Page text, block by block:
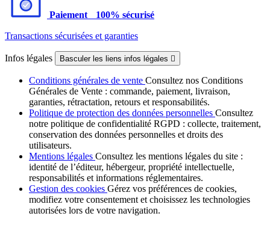
Paiement 100% sécurisé
Transactions sécurisées et garanties
Infos légales Basculer les liens infos légales 
Conditions générales de vente Consultez nos Conditions
Générales de Vente : commande, paiement, livraison,
garanties, rétractation, retours et responsabilités.
Politique de protection des données personnelles Consultez
notre politique de confidentialité RGPD : collecte, traitement,
conservation des données personnelles et droits des
utilisateurs.
Mentions légales Consultez les mentions légales du site :
identité de l’éditeur, hébergeur, propriété intellectuelle,
responsabilités et informations réglementaires.
Gestion des cookies Gérez vos préférences de cookies,
modifiez votre consentement et choisissez les technologies
autorisées lors de votre navigation.